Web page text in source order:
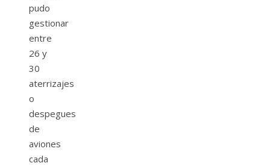
pudo
gestionar
entre
26 y
30
aterrizajes
o
despegues
de
aviones
cada